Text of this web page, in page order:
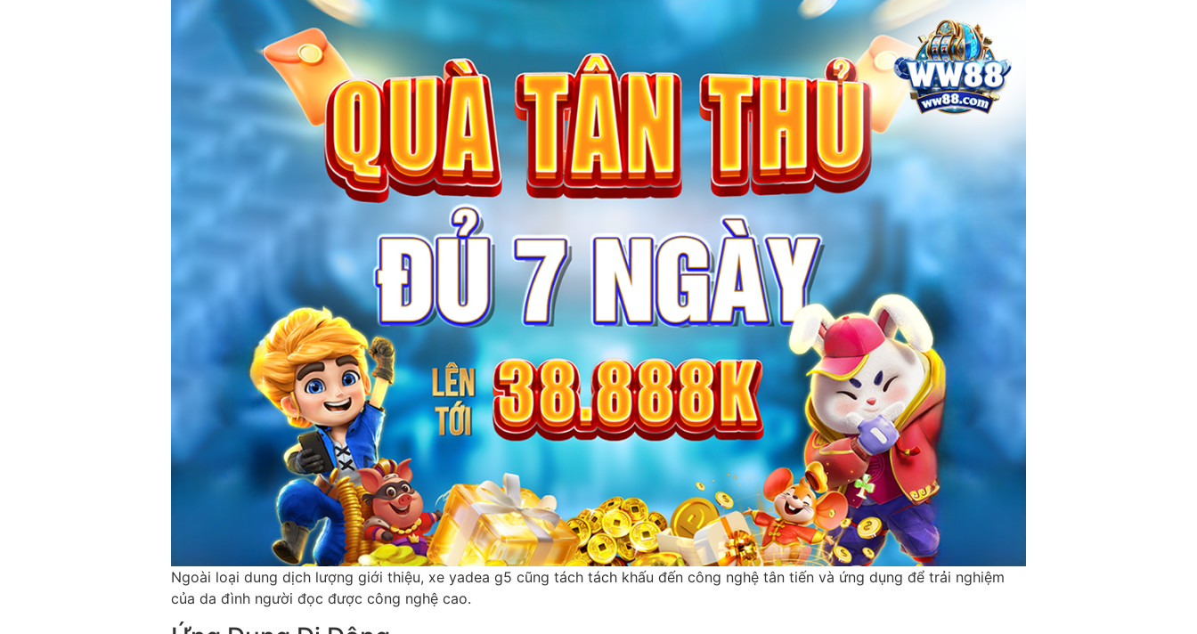
Ngoài loại dung dịch lượng giới thiệu, xe yadea g5 cũng tách tách khấu đến công nghệ tân tiến và ứng dụng để trải nghiệm
của da đình người đọc được công nghệ cao.